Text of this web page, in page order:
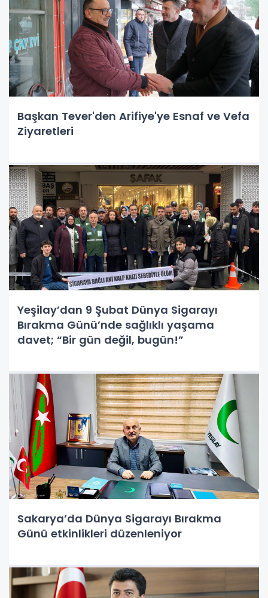
Başkan Tever'den Arifiye'ye Esnaf ve Vefa
Ziyaretleri
Yeşilay’dan 9 Şubat Dünya Sigarayı
Bırakma Günü’nde sağlıklı yaşama
davet; “Bir gün değil, bugün!”
Sakarya’da Dünya Sigarayı Bırakma
Günü etkinlikleri düzenleniyor